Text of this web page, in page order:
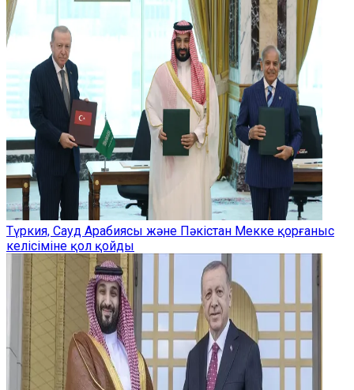
Түркия, Сауд Арабиясы және Пәкістан Мекке қорғаныс
келісіміне қол қойды